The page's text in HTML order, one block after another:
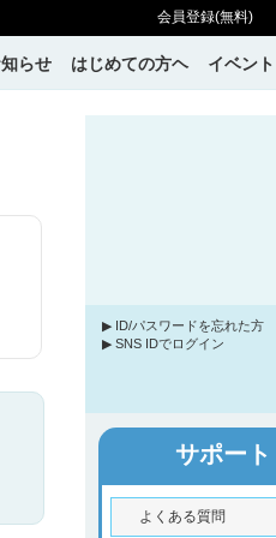
会員登録(無料)
らせ はじめての方ヘ イベント
▶ ID/パスワードを忘れた方
▶ SNS IDでログイン
サポート
よくある質問